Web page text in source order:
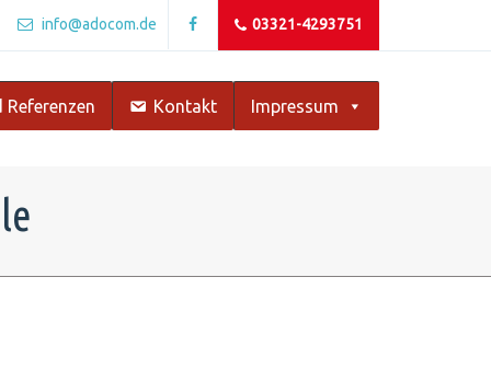
info@adocom.de 03321-4293751
Referenzen Kontakt Impressum